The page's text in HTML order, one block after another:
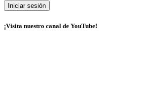
¡Visita nuestro canal de YouTube!